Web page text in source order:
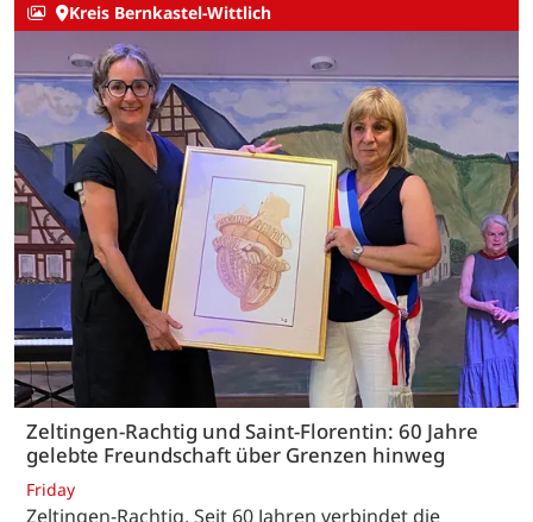
Kreis Bernkastel-Wittlich
Zeltingen-Rachtig und Saint-Florentin: 60 Jahre
gelebte Freundschaft über Grenzen hinweg
Friday
Zeltingen-Rachtig. Seit 60 Jahren verbindet die